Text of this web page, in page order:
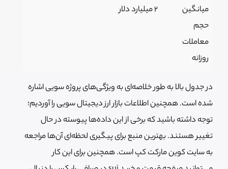
میانگین
حجم
معاملات
روزانه
2 میلیارد دلار
در جدول بالا به طور خلاصه‌ای به ویژگی‌های پروژه سویی اشاره
شده است. همچنین اطلاعات بازار ارز دیجیتال سویی را آوردیم؛
توجه داشته باشید که برخی از این داده‌ها پیوسته در حال
تغییر هستند. بهترین منبع برای پیگیری لحظه‌ای آن‌ها مراجعه
به سایت کوین مارکت کپ است. همچنین برای این کار